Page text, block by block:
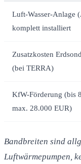
Luft-Wasser-Anlage
komplett installiert
Zusatzkosten
(bei TERRA)
KfW-Förderung (bis
max. 28.000 EUR)
Bandbreiten sind
Luftwärmepumpen,